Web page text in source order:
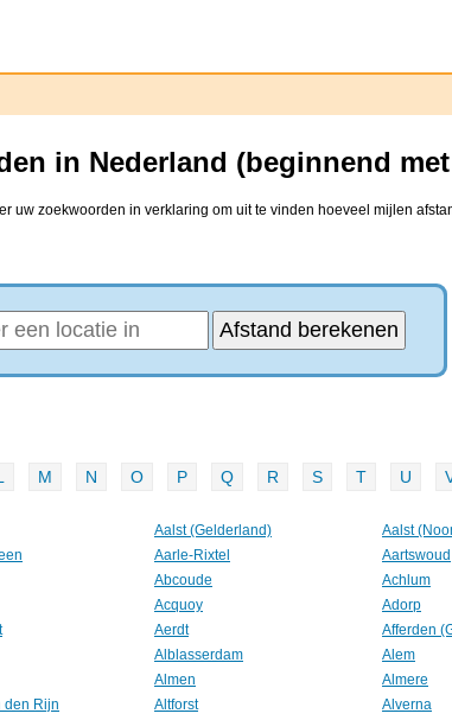
in Nederland (beginnend met
uw zoekwoorden in verklaring om uit te vinden hoeveel mijlen
M N O P Q R S T U
Aalst (Gelderland)
Aalst
Aarle-Rixtel
Aartswoud
Abcoude
Achlum
Acquoy
Adorp
Aerdt
Afferden
Alblasserdam
Alem
Almen
Almere
den Rijn Altforst
Alverna